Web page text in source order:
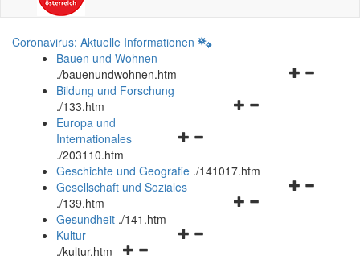
Coronavirus: Aktuelle Informationen
Bauen und Wohnen
./bauenundwohnen.htm
Navigationsmenü
Bildung und Forschung
./133.htm
Navigationsmenü
und
schließen
Europa und
Internationales
./203110.htm
Geschichte und Geografie ./141017.htm
Navigationsmenü
Gesellschaft und Soziales
./139.htm
Navigationsmenü
Gesundheit ./141.htm
Navigationsmenü
Kultur
./kultur.htm